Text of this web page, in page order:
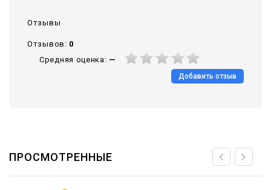
Отзывы
Отзывов: 0
Средняя оценка: —
Добавить отзыв
ПРОСМОТРЕННЫЕ